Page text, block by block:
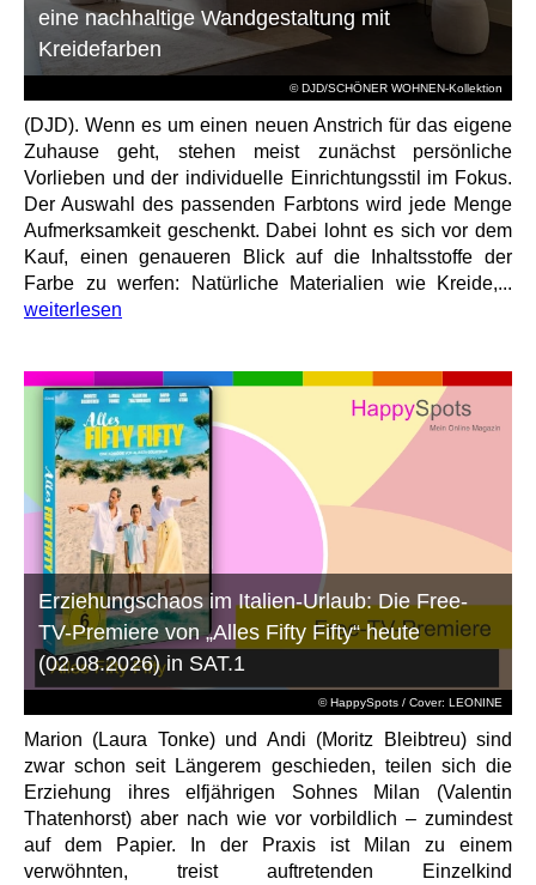
© DJD/SCHÖNER WOHNEN-Kollektion
eine nachhaltige Wandgestaltung mit
Kreidefarben
(DJD). Wenn es um einen neuen Anstrich für das eigene
Zuhause geht, stehen meist zunächst persönliche
Vorlieben und der individuelle Einrichtungsstil im Fokus.
Der Auswahl des passenden Farbtons wird jede Menge
Aufmerksamkeit geschenkt. Dabei lohnt es sich vor dem
Kauf, einen genaueren Blick auf die Inhaltsstoffe der
Farbe zu werfen: Natürliche Materialien wie Kreide,...
weiterlesen
© HappySpots / Cover: LEONINE
Erziehungschaos im Italien-Urlaub: Die Free-
TV-Premiere von „Alles Fifty Fifty“ heute
(02.08.2026) in SAT.1
Marion (Laura Tonke) und Andi (Moritz Bleibtreu) sind
zwar schon seit Längerem geschieden, teilen sich die
Erziehung ihres elfjährigen Sohnes Milan (Valentin
Thatenhorst) aber nach wie vor vorbildlich – zumindest
auf dem Papier. In der Praxis ist Milan zu einem
verwöhnten, treist auftretenden Einzelkind